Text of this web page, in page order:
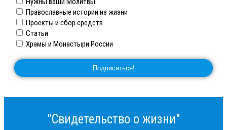
Православные истории из жизни
Проекты и сбор средств
Статьи
Храмы и Монастыри России
"Свидетельство о жизни"